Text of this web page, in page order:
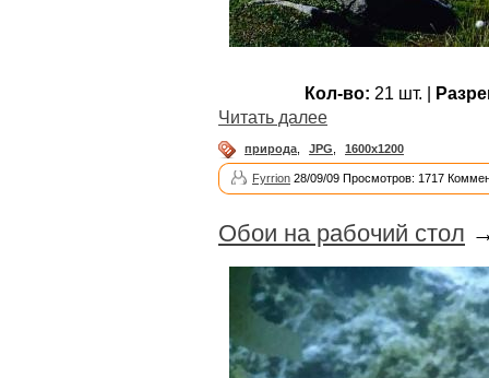
Кол-во: 21 шт. |
Читать далее
природа JPG 1600x1200
Fyrrion 28/09/09 Просмотров: 1717
Обои на рабочий стол